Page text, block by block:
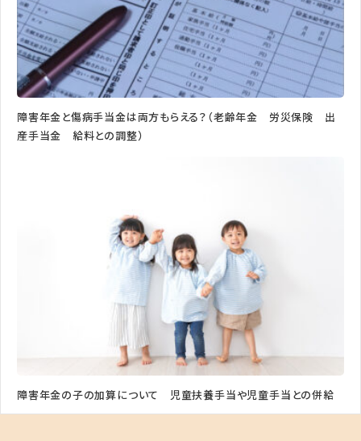
障害年金と傷病手当金は両方もらえる？（老齢年金 労災保険 出
産手当金 給料との調整）
障害年金の子の加算について 児童扶養手当や児童手当との併給